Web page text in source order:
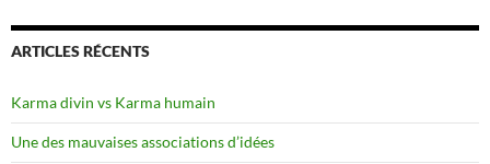
ARTICLES RÉCENTS
Karma divin vs Karma humain
Une des mauvaises associations d’idées